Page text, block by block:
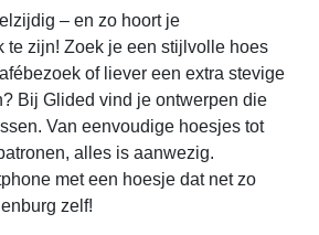
– en zo hoort je
te zijn! Zoek je een stijlvolle hoes
of liever een extra stevige
Bij Glided vind je ontwerpen die
Van eenvoudige hoesjes tot
alles is aanwezig.
met een hoesje dat net zo
zelf!